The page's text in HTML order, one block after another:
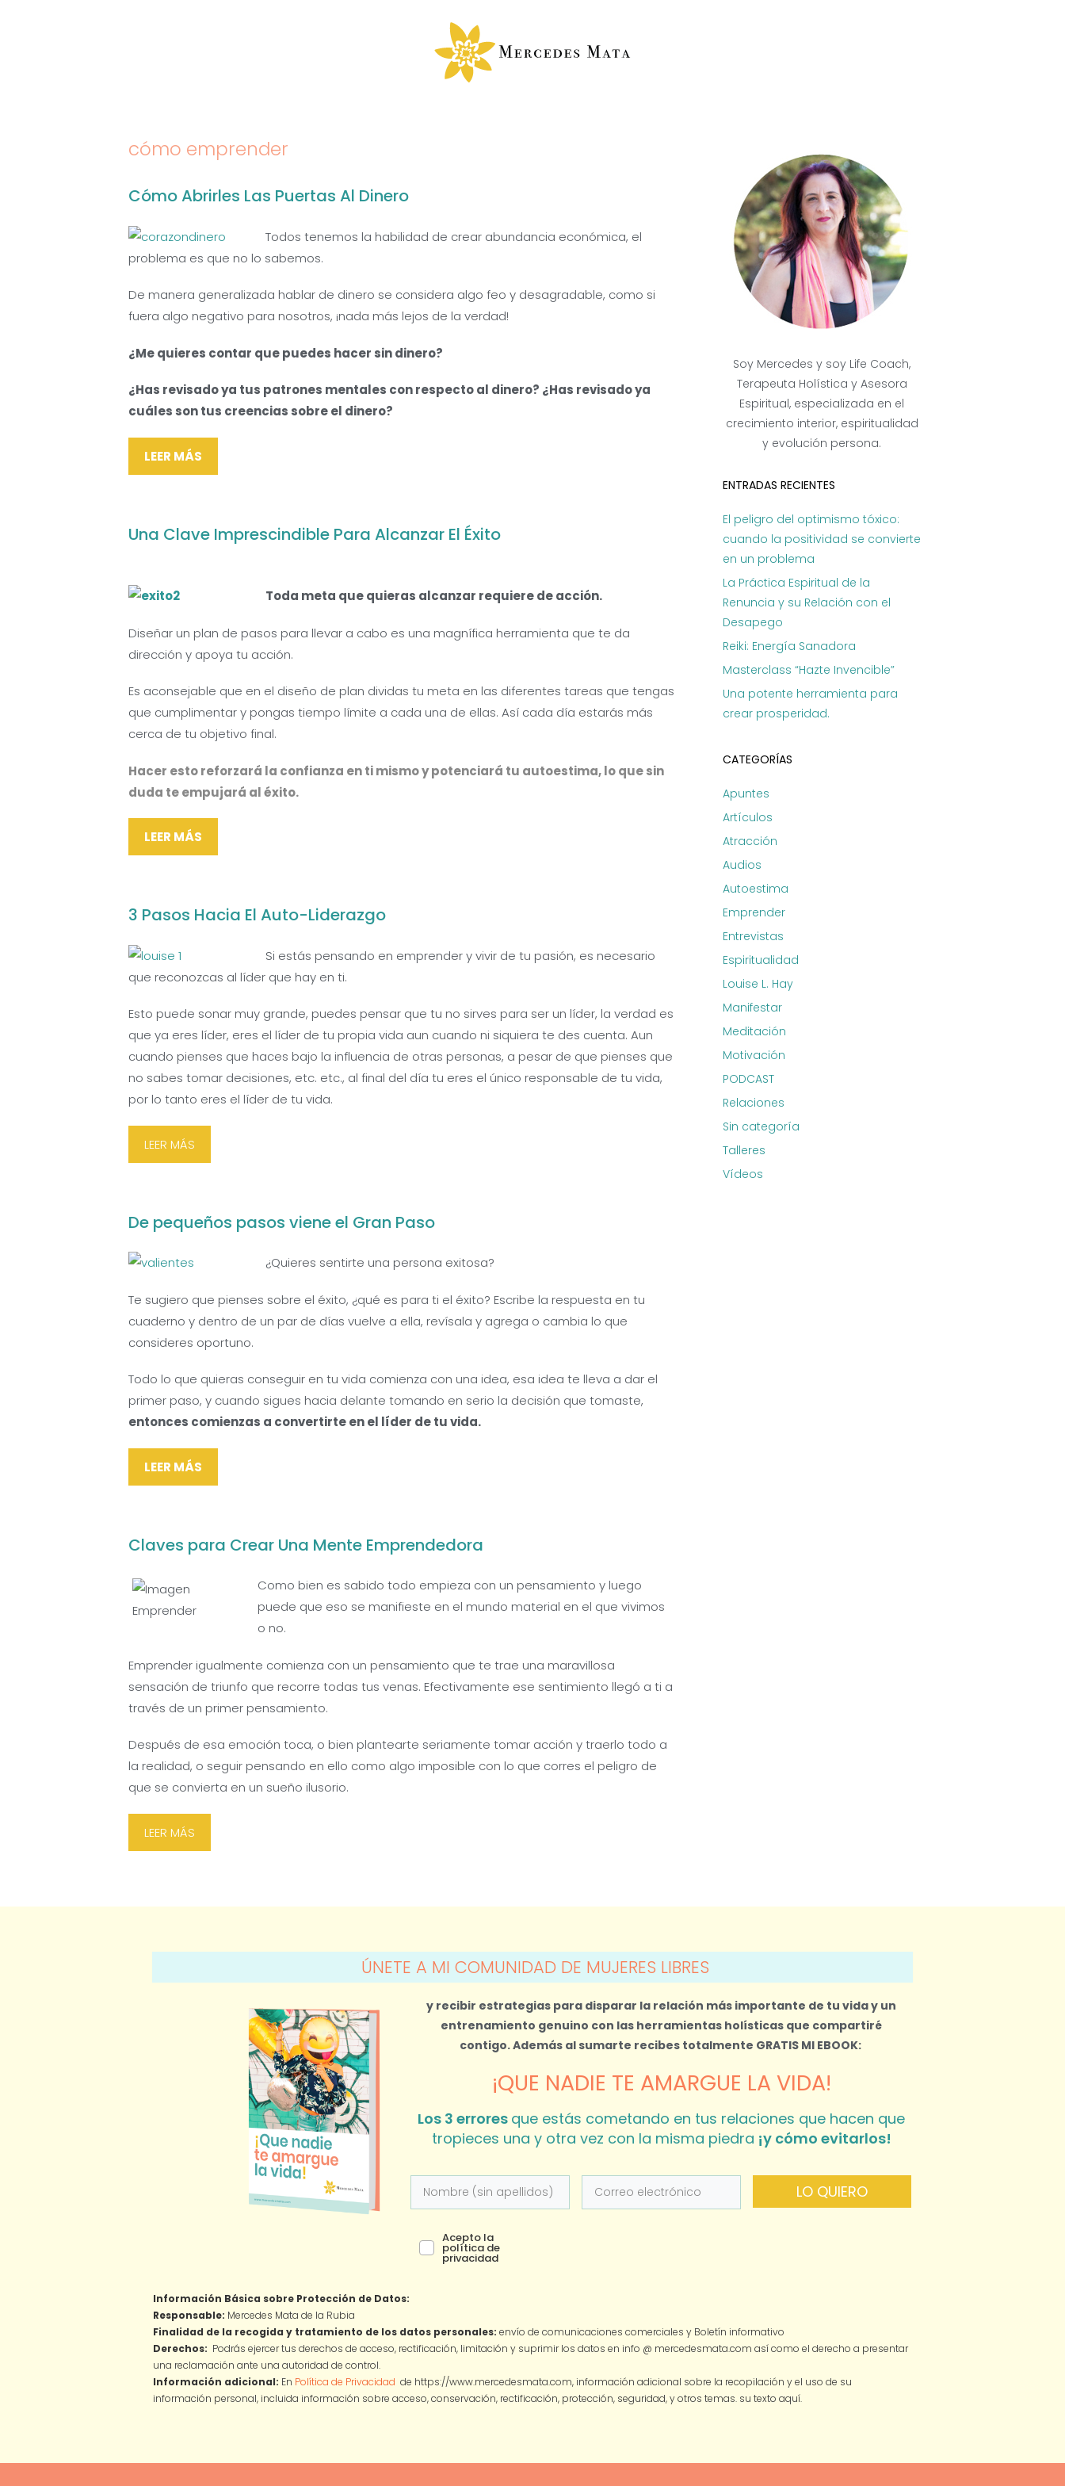
cómo emprender
Cómo Abrirles Las Puertas Al Dinero
Todos tenemos la habilidad de crear abundancia económica, el
problema es que no lo sabemos.
De manera generalizada hablar de dinero se considera algo feo y desagradable, como si
fuera algo negativo para nosotros, ¡nada más lejos de la verdad!
¿Me quieres contar que puedes hacer sin dinero?
¿Has revisado ya tus patrones mentales con respecto al dinero? ¿Has revisado ya
cuáles son tus creencias sobre el dinero?
LEER MÁS
Una Clave Imprescindible Para Alcanzar El Éxito
Toda meta que quieras alcanzar requiere de acción.
Diseñar un plan de pasos para llevar a cabo es una magnífica herramienta que te da
dirección y apoya tu acción.
Es aconsejable que en el diseño de plan dividas tu meta en las diferentes tareas que tengas
que cumplimentar y pongas tiempo límite a cada una de ellas. Así cada día estarás más
cerca de tu objetivo final.
Hacer esto reforzará la confianza en ti mismo y potenciará tu autoestima, lo que sin
duda te empujará al éxito.
LEER MÁS
3 Pasos Hacia El Auto-Liderazgo
Si estás pensando en emprender y vivir de tu pasión, es necesario
que reconozcas al líder que hay en ti.
Esto puede sonar muy grande, puedes pensar que tu no sirves para ser un líder, la verdad es
que ya eres líder, eres el líder de tu propia vida aun cuando ni siquiera te des cuenta. Aun
cuando pienses que haces bajo la influencia de otras personas, a pesar de que pienses que
no sabes tomar decisiones, etc. etc., al final del día tu eres el único responsable de tu vida,
por lo tanto eres el líder de tu vida.
LEER MÁS
De pequeños pasos viene el Gran Paso
¿Quieres sentirte una persona exitosa?
Te sugiero que pienses sobre el éxito, ¿qué es para ti el éxito? Escribe la respuesta en tu
cuaderno y dentro de un par de días vuelve a ella, revísala y agrega o cambia lo que
consideres oportuno.
Todo lo que quieras conseguir en tu vida comienza con una idea, esa idea te lleva a dar el
primer paso, y cuando sigues hacia delante tomando en serio la decisión que tomaste,
entonces comienzas a convertirte en el líder de tu vida.
LEER MÁS
Claves para Crear Una Mente Emprendedora
Como bien es sabido todo empieza con un pensamiento y luego
puede que eso se manifieste en el mundo material en el que vivimos
o no.
Emprender igualmente comienza con un pensamiento que te trae una maravillosa
sensación de triunfo que recorre todas tus venas. Efectivamente ese sentimiento llegó a ti a
través de un primer pensamiento.
Después de esa emoción toca, o bien plantearte seriamente tomar acción y traerlo todo a
la realidad, o seguir pensando en ello como algo imposible con lo que corres el peligro de
que se convierta en un sueño ilusorio.
LEER MÁS
Soy Mercedes y soy Life Coach,
Terapeuta Holística y Asesora
Espiritual, especializada en el
crecimiento interior, espiritualidad
y evolución persona.
ENTRADAS RECIENTES
El peligro del optimismo tóxico:
cuando la positividad se convierte
en un problema
La Práctica Espiritual de la
Renuncia y su Relación con el
Desapego
Reiki: Energía Sanadora
Masterclass “Hazte Invencible”
Una potente herramienta para
crear prosperidad.
CATEGORÍAS
Apuntes
Artículos
Atracción
Audios
Autoestima
Emprender
Entrevistas
Espiritualidad
Louise L. Hay
Manifestar
Meditación
Motivación
PODCAST
Relaciones
Sin categoría
Talleres
Vídeos
ÚNETE A MI COMUNIDAD DE MUJERES LIBRES
y recibir estrategias para disparar la relación más importante de tu vida y un
entrenamiento genuino con las herramientas holísticas que compartiré
contigo.Además al sumarte recibes totalmente GRATIS MI EBOOK:
¡QUE NADIE TE AMARGUE LA VIDA!
Los 3 errores que estás cometando en tus relaciones que hacen que
tropieces una y otra vez con la misma piedra ¡y cómo evitarlos!
LO QUIERO
Acepto la
política de
privacidad
Información Básica sobre Protección de Datos:
Responsable: Mercedes Mata de la Rubia
Finalidad de la recogida y tratamiento de los datos personales: envío de comunicaciones comerciales y Boletín informativo
Derechos: Podrás ejercer tus derechos de acceso, rectificación, limitación y suprimir los datos en info @ mercedesmata.com así como el derecho a presentar
una reclamación ante una autoridad de control.
Información adicional: En Política de Privacidad de https://www.mercedesmata.com, información adicional sobre la recopilación y el uso de su
información personal, incluida información sobre acceso, conservación, rectificación, protección, seguridad, y otros temas. su texto aquí.